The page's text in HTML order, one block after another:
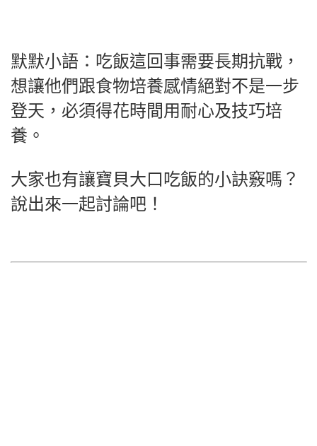
默默小語：吃飯這回事需要長期抗戰，
想讓他們跟食物培養感情絕對不是一步
登天，必須得花時間用耐心及技巧培
養。
大家也有讓寶貝大口吃飯的小訣竅嗎？
說出來一起討論吧！